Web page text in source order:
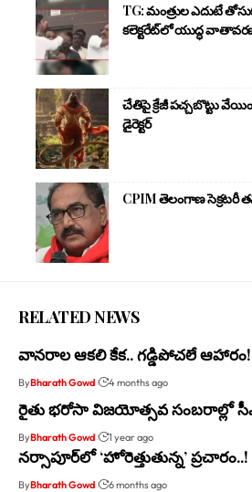
TG: మంత్రుల ఎదుటే
కలెక్టరేట్‌లో యుద్ధ
చేతిపై క్రేజీ పచ్చబొట్టు
డైరెక్టర్
CPIM తెలంగాణ సెక్రటరీ
RELATED NEWS
వానరాల ఆకలి కేక.. గడ్డిపోచలే ఆహారం!
ByBharath Gowd 4 months ago
రైతు భరోసా విజయోత్సవ సంబరాల్లో
ByBharath Gowd 1 year ago
నర్సాపూర్‌లో ‘హోరెత్తుతున్న’ ప్రచారం..!
ByBharath Gowd 6 months ago